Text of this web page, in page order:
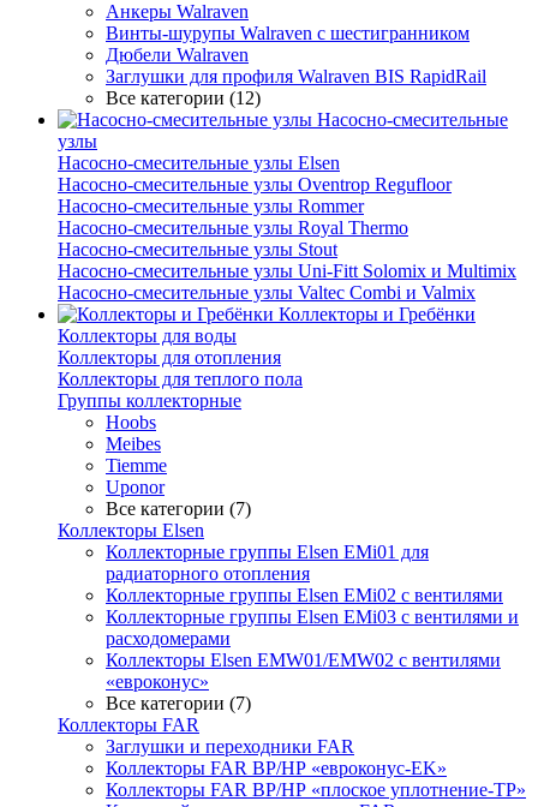
Анкеры Walraven
Винты-шурупы Walraven с шестигранником
Дюбели Walraven
Заглушки для профиля Walraven BIS RapidRail
Все категории (12)
Насосно-смесительные
узлы
Насосно-смесительные узлы Elsen
Насосно-смесительные узлы Oventrop Regufloor
Насосно-смесительные узлы Rommer
Насосно-смесительные узлы Royal Thermo
Насосно-смесительные узлы Stout
Насосно-смесительные узлы Uni-Fitt Solomix и Multimix
Насосно-смесительные узлы Valtec Combi и Valmix
Коллекторы и Гребёнки
Коллекторы для воды
Коллекторы для отопления
Коллекторы для теплого пола
Группы коллекторные
Hoobs
Meibes
Tiemme
Uponor
Все категории (7)
Коллекторы Elsen
Коллекторные группы Elsen EMi01 для
радиаторного отопления
Коллекторные группы Elsen EMi02 с вентилями
Коллекторные группы Elsen EMi03 с вентилями и
расходомерами
Коллекторы Elsen EMW01/EMW02 с вентилями
«евроконус»
Все категории (7)
Коллекторы FAR
Заглушки и переходники FAR
Коллекторы FAR ВР/НР «евроконус-EK»
Коллекторы FAR ВР/НР «плоское уплотнение-TP»